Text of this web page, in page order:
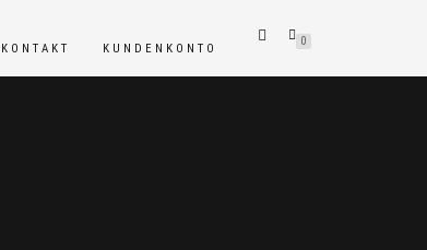
KONTAKT KUNDENKONTO
0